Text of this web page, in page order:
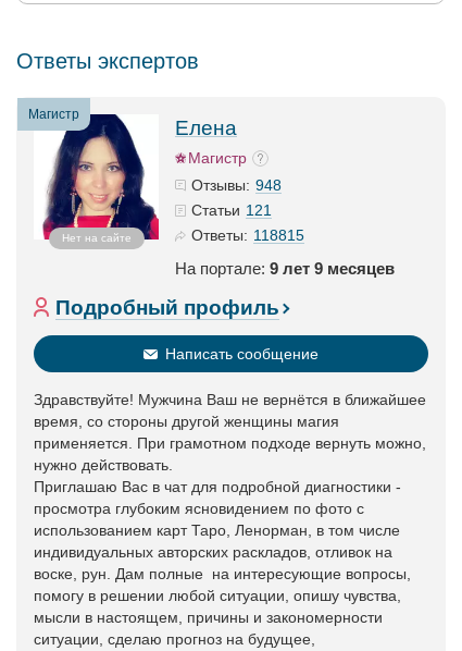
Ответы экспертов
Магистр
Нет на сайте
Елена
Магистр
Отзывы: 948
Статьи 121
Ответы: 118815
На портале: 9 лет 9 месяцев
Подробный профиль
Написать сообщение
Здравствуйте! Мужчина Ваш не вернётся в ближайшее
время, со стороны другой женщины магия
применяется. При грамотном подходе вернуть можно,
нужно действовать.
Приглашаю Вас в чат для подробной диагностики -
просмотра глубоким ясновидением по фото с
использованием карт Таро, Ленорман, в том числе
индивидуальных авторских раскладов, отливок на
воске, рун. Дам полные на интересующие вопросы,
помогу в решении любой ситуации, опишу чувства,
мысли в настоящем, причины и закономерности
ситуации, сделаю прогноз на будущее,